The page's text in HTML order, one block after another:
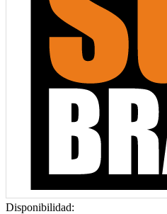
Disponibilidad: